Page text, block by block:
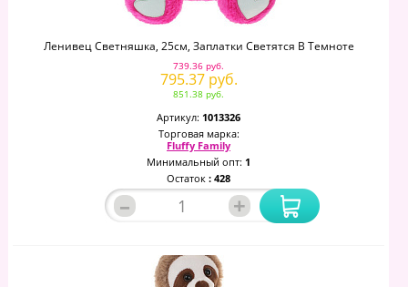
Ленивец Светняшка, 25см, Заплатки Светятся В Темноте
739.36 руб.
795.37 руб.
851.38 руб.
Артикул: 1013326
Торговая марка:
Fluffy Family
Минимальный опт: 1
Остаток : 428
– +